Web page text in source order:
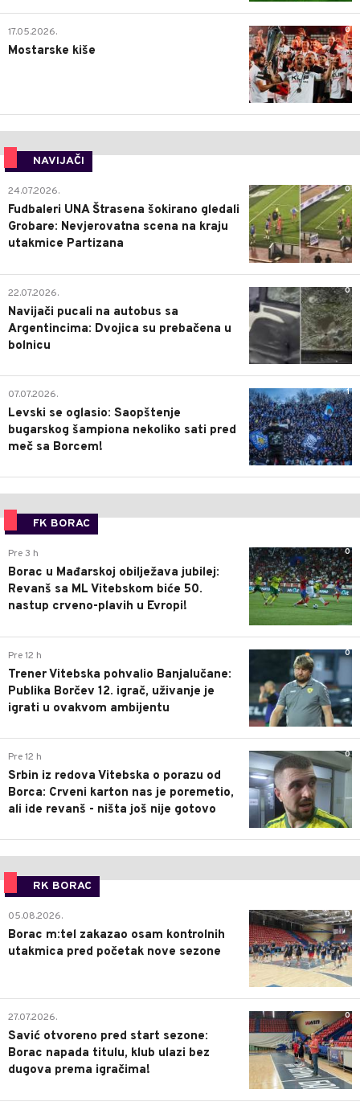
0
17.05.2026.
Mostarske kiše
NAVIJAČI
0
24.07.2026.
Fudbaleri UNA Štrasena šokirano gledali
Grobare: Nevjerovatna scena na kraju
utakmice Partizana
0
22.07.2026.
Navijači pucali na autobus sa
Argentincima: Dvojica su prebačena u
bolnicu
1
07.07.2026.
Levski se oglasio: Saopštenje
bugarskog šampiona nekoliko sati pred
meč sa Borcem!
FK BORAC
0
Pre 3 h
Borac u Mađarskoj obilježava jubilej:
Revanš sa ML Vitebskom biće 50.
nastup crveno-plavih u Evropi!
0
Pre 12 h
Trener Vitebska pohvalio Banjalučane:
Publika Borčev 12. igrač, uživanje je
igrati u ovakvom ambijentu
0
Pre 12 h
Srbin iz redova Vitebska o porazu od
Borca: Crveni karton nas je poremetio,
ali ide revanš - ništa još nije gotovo
RK BORAC
0
05.08.2026.
Borac m:tel zakazao osam kontrolnih
utakmica pred početak nove sezone
0
27.07.2026.
Savić otvoreno pred start sezone:
Borac napada titulu, klub ulazi bez
dugova prema igračima!